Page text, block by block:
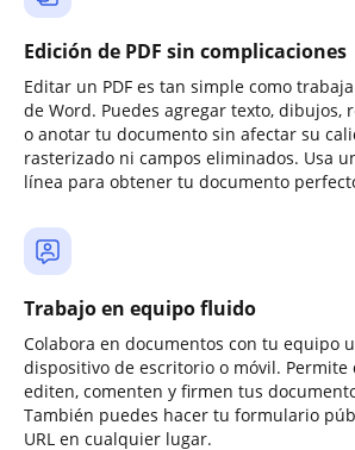
Edición de PDF sin complicaciones
Editar un PDF es tan simple como
de Word. Puedes agregar texto, dibujos,
o anotar tu documento sin afectar su
rasterizado ni campos eliminados. Usa
línea para obtener tu documento
Trabajo en equipo fluido
Colabora en documentos con tu equipo
dispositivo de escritorio o móvil. Permite
editen, comenten y firmen tus
También puedes hacer tu formulario
URL en cualquier lugar.